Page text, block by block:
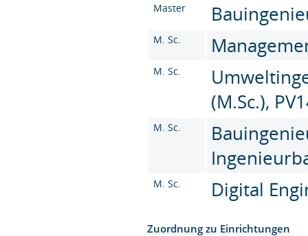
Master
M. Sc.
M. Sc.
(M.Sc.),
M. Sc.
M. Sc. Digital
Zuordnung zu Einrichtungen